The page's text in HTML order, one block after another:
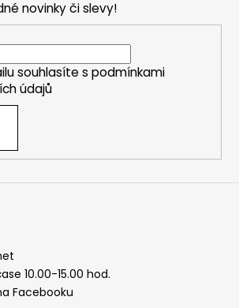
novinky či slevy!
souhlasíte s podmínkami
údajů
10.00-15.00 hod.
Facebooku